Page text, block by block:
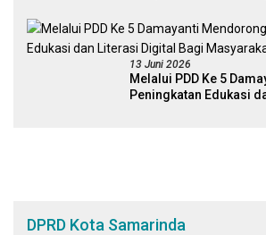
Digital
13 Juni 2026
Melalui PDD Ke 5
Peningkatan Edukasi
DPRD Kota Samarinda